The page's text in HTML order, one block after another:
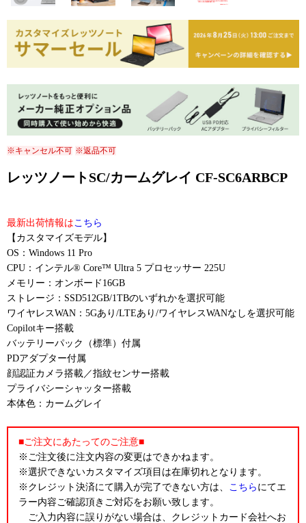
※キャンセル不可 ※返品不可
レッツノートSC/カームグレイ CF-SC6ARBCP
最新出荷情報は こちら
【カスタマイズモデル】
OS：Windows 11 Pro
CPU：インテル® Core™ Ultra 5 プロセッサー 225U
メモリー：オンボード16GB
ストレージ：SSD512GB/1TBのいずれかを選択可能
ワイヤレスWAN：5Gあり/LTEあり/ワイヤレスWANなしを選択可能
Copilotキー搭載
バッテリーパック（標準）付属
PDアダプター付属
顔認証カメラ搭載／指紋センサー搭載
プライバシーシャッター搭載
本体色：カームグレイ
■ご注文にあたってのご注意■
※ご注文後に注文内容の変更はできかねます。
※選択できないカスタマイズ項目は在庫切れとなります。
※クレジット決済にて購入が完了できない方は、
こちら にてエ
ラー内容ご確認頂きご対応をお願い致します。
ご入力内容に誤りがない場合は、クレジットカード会社へお